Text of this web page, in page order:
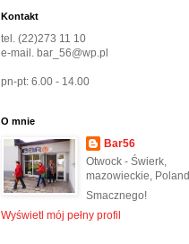
Kontakt
tel. (22)273 11 10
e-mail. bar_56@wp.pl
pn-pt: 6.00 - 14.00
O mnie
Bar56
Otwock - Świerk,
mazowieckie, Poland
Smacznego!
Wyświetl mój pełny profil